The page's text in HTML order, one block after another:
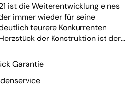
ist die Weiterentwicklung eines
immer wieder für seine
teurere Konkurrenten
der Konstruktion ist der
der norwegischen SEAS Excel-
Bändchenhochtöner von
fügt sich der schwere
Garantie